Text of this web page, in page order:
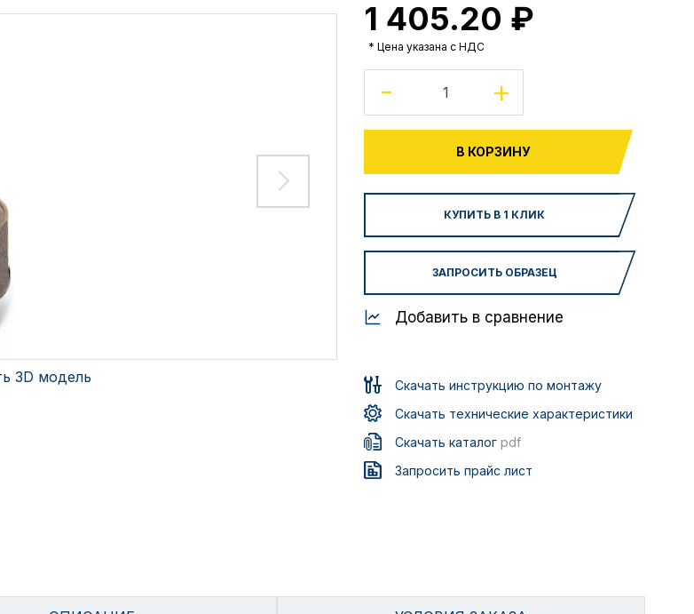
3D модель
1 405.20 ₽
* Цена указана с НДС
- +
В КОРЗИНУ
КУПИТЬ В 1 КЛИК
ЗАПРОСИТЬ ОБРАЗЕЦ
Добавить в сравнение
Скачать инструкцию по монтажу
Скачать технические характеристики
Скачать каталог pdf
Запросить прайс лист